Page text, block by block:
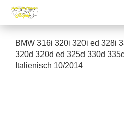
BMW 316i 320i 320i ed 328i
320d 320d ed 325d 330d
Italienisch 10/2014